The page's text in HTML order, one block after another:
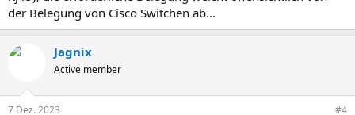
der Belegung von Cisco Switchen ab...
Jagnix
Active member
7 Dez. 2023 #4